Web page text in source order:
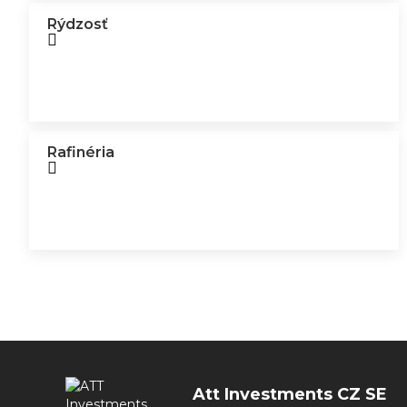
Rýdzosť
Rafinéria
Att Investments CZ SE